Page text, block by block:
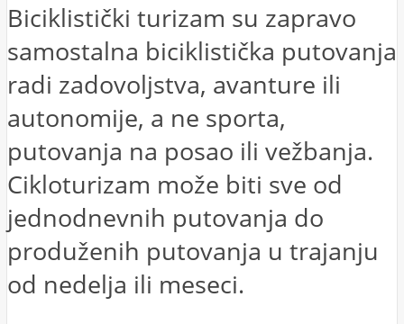
Biciklistički turizam su zapravo
samostalna biciklistička putovanja
radi zadovoljstva, avanture ili
autonomije, a ne sporta,
putovanja na posao ili vežbanja.
Cikloturizam može biti sve od
jednodnevnih putovanja do
produženih putovanja u trajanju
od nedelja ili meseci.